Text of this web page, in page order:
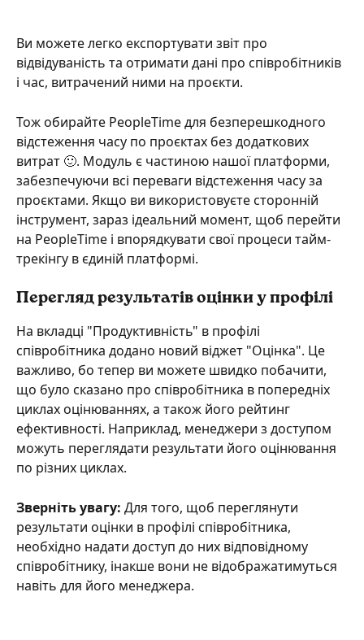
Ви можете легко експортувати звіт про
відвідуваність та отримати дані про співробітників
і час, витрачений ними на проєкти.
Тож обирайте PeopleTime для безперешкодного
відстеження часу по проєктах без додаткових
витрат 🙂. Модуль є частиною нашої платформи,
забезпечуючи всі переваги відстеження часу за
проєктами. Якщо ви використовуєте сторонній
інструмент, зараз ідеальний момент, щоб перейти
на PeopleTime і впорядкувати свої процеси тайм-
трекінгу в єдиній платформі.
Перегляд результатів оцінки у профілі
На вкладці "Продуктивність" в профілі
співробітника додано новий віджет "Оцінка". Це
важливо, бо тепер ви можете швидко побачити,
що було сказано про співробітника в попередніх
циклах оцінюваннях, а також його рейтинг
ефективності. Наприклад, менеджери з доступом
можуть переглядати результати його оцінювання
по різних циклах.
Зверніть увагу: Для того, щоб переглянути
результати оцінки в профілі співробітника,
необхідно надати доступ до них відповідному
співробітнику, інакше вони не відображатимуться
навіть для його менеджера.